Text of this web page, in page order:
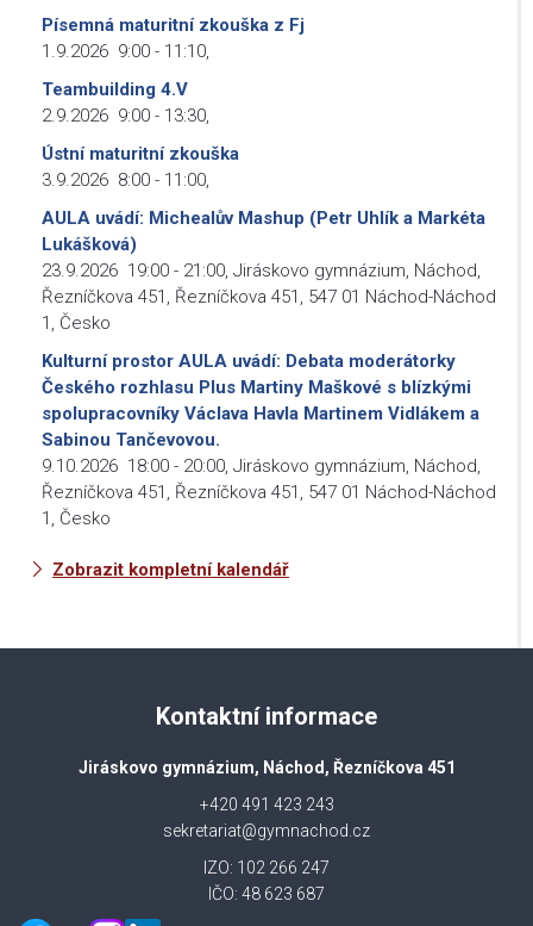
Písemná maturitní zkouška z Fj
1.9.2026 9:00 - 11:10,
Teambuilding 4.V
2.9.2026 9:00 - 13:30,
Ústní maturitní zkouška
3.9.2026 8:00 - 11:00,
AULA uvádí: Michealův Mashup (Petr Uhlík a Markéta
Lukášková)
23.9.2026 19:00 - 21:00, Jiráskovo gymnázium, Náchod,
Řezníčkova 451, Řezníčkova 451, 547 01 Náchod-Náchod
1, Česko
Kulturní prostor AULA uvádí: Debata moderátorky
Českého rozhlasu Plus Martiny Maškové s blízkými
spolupracovníky Václava Havla Martinem Vidlákem a
Sabinou Tančevovou.
9.10.2026 18:00 - 20:00, Jiráskovo gymnázium, Náchod,
Řezníčkova 451, Řezníčkova 451, 547 01 Náchod-Náchod
1, Česko
Zobrazit kompletní kalendář
Kontaktní informace
Jiráskovo gymnázium, Náchod, Řezníčkova 451
+420 491 423 243
sekretariat@gymnachod.cz
IZO: 102 266 247
IČO: 48 623 687